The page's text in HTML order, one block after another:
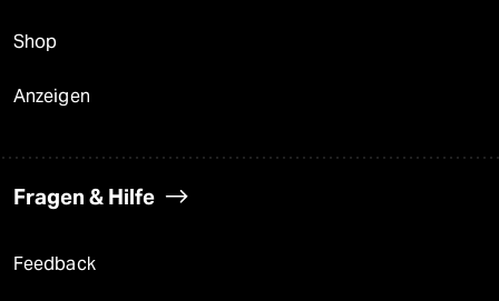
Shop
Anzeigen
Fragen & Hilfe
Feedback